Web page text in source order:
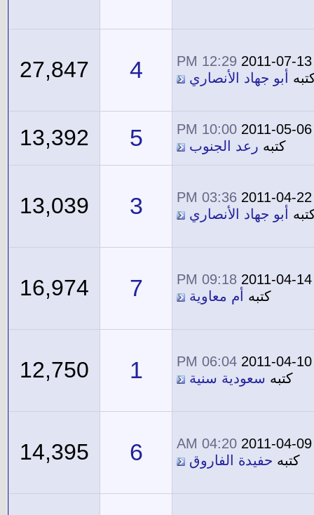
2011-07-13
12:29 PM
أبو جهاد الأنصاري 4
27,847
2011-05-06
10:00 PM
كتبه رعد الجنوب 5
13,392
2011-04-22
03:36 PM
أبو جهاد الأنصاري 3
13,039
2011-04-14
09:18 PM
كتبه
أم معاوية 7
16,974
2011-04-10
06:04 PM
كتبه سعودية سنية 1
12,750
2011-04-09
04:20 AM
كتبه حفيدة الفاروق 6
14,395